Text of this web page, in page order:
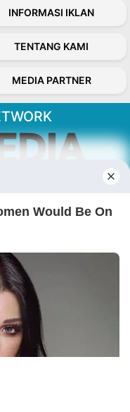
INFORMASI IKLAN
TENTANG KAMI
MEDIA PARTNER